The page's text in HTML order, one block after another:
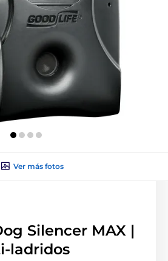
Ver más fotos
Silencer MAX |
ladridos